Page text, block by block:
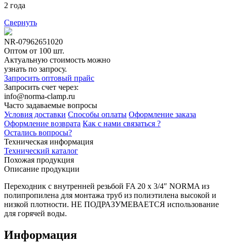
2 года
Свернуть
NR-07962651020
Оптом от 100 шт.
Актуальную стоимость можно
узнать по запросу.
Запросить оптовый прайс
Запросить счет через:
info@norma-clamp.ru
Часто задаваемые вопросы
Условия доставки Способы оплаты Оформление заказа
Оформление возврата Как с нами связаться ?
Остались вопросы?
Техническая информация
Технический каталог
Похожая продукция
Описание продукции
Переходник с внутренней резьбой FA 20 x 3/4″ NORMA из
полипропилена для монтажа труб из полиэтилена высокой и
низкой плотности. НЕ ПОДРАЗУМЕВАЕТСЯ использование
для горячей воды.
Информация